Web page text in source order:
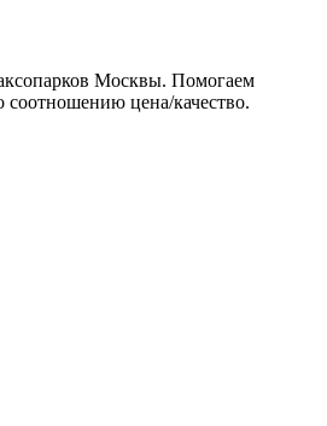
Москвы. Помогаем
соотношению цена/качество.